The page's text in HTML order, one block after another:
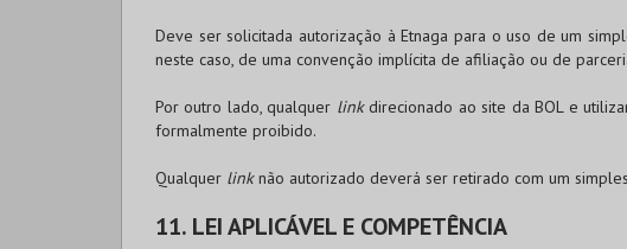
Deve ser solicitada autorização à Etnaga para o uso de um
neste caso, de uma convenção implícita de afiliação ou de
Por outro lado, qualquer linkdirecionado ao site daBOLe
formalmente proibido.
Qualquer linknão autorizado deverá ser retirado com um
11. LEI APLICÁVEL E COMPETÊNCIA